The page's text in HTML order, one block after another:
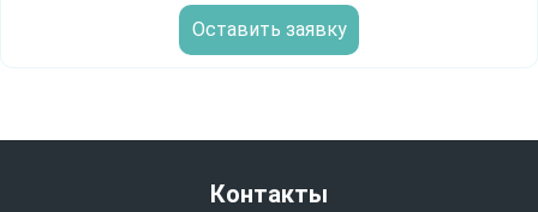
Оставить заявку
Контакты